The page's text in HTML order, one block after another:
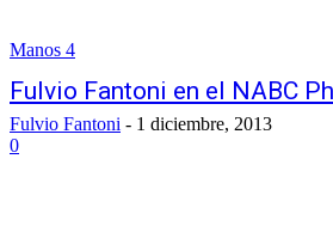
Manos 4
Fulvio Fantoni en el NABC
Fulvio Fantoni - 1 diciembre, 2013
0